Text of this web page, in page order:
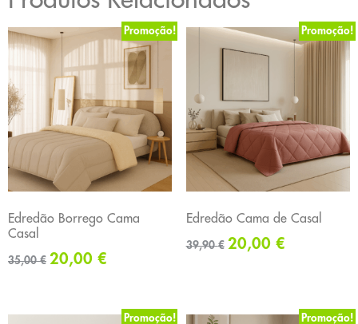
Promoção!
Edredão Borrego Cama
Casal
35,00€ 20,00 €
Promoção!
Edredão Cama de Casal
39,90€ 20,00 €
Promoção! Promoção!